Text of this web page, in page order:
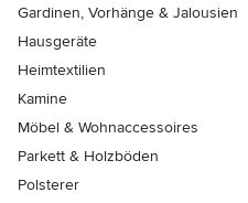
Gardinen, Vorhänge & Jalousien
Hausgeräte
Heimtextilien
Kamine
Möbel & Wohnaccessoires
Parkett & Holzböden
Polsterer